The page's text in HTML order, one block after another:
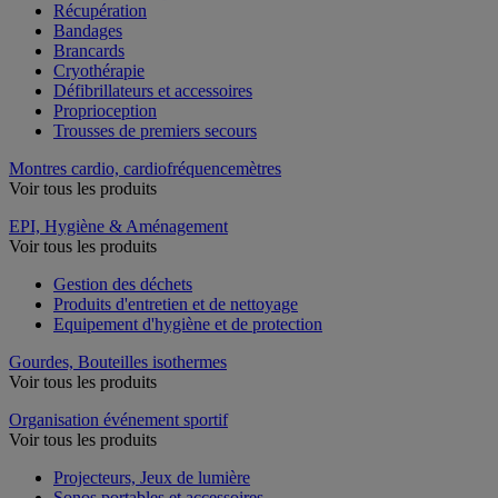
Récupération
Bandages
Brancards
Cryothérapie
Défibrillateurs et accessoires
Proprioception
Trousses de premiers secours
Montres cardio, cardiofréquencemètres
Voir tous les produits
EPI, Hygiène & Aménagement
Voir tous les produits
Gestion des déchets
Produits d'entretien et de nettoyage
Equipement d'hygiène et de protection
Gourdes, Bouteilles isothermes
Voir tous les produits
Organisation événement sportif
Voir tous les produits
Projecteurs, Jeux de lumière